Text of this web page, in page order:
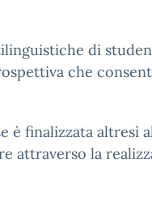
di
che
è finalizzata altresì
attraverso la